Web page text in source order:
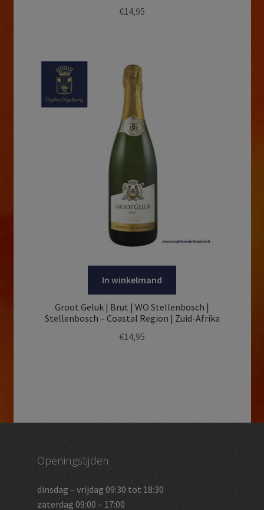
€14,95
In winkelmand
Groot Geluk | Brut | WO Stellenbosch |
Stellenbosch – Coastal Region | Zuid-Afrika
€14,95
Openingstijden
dinsdag – vrijdag 09:30 tot 18:30
zaterdag 09:00 – 17:00